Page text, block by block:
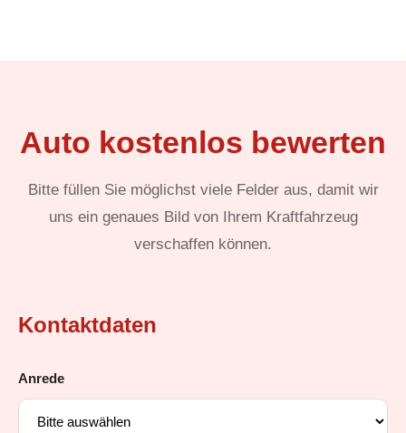
Auto kostenlos bewerten
Bitte füllen Sie möglichst viele Felder aus, damit wir
uns ein genaues Bild von Ihrem Kraftfahrzeug
verschaffen können.
Kontaktdaten
Anrede